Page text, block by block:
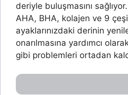
deriyle buluşmasını
AHA, BHA, kolajen ve 9
ayaklarınızdaki derinin
onarılmasına yardımcı
gibi problemleri ortadan